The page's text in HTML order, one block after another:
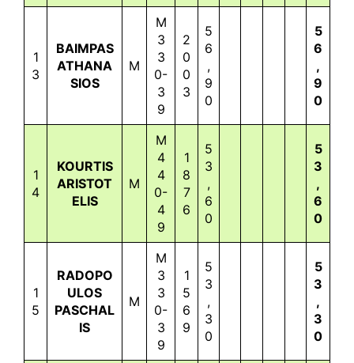
1
3
BAIMPAS
ATHANA
SIOS
M
M
3
3
0-
3
9
2
0
0
3
5
6
,
9
0
5
6
,
9
0
1
4
KOURTIS
ARISTOT
ELIS
M
M
4
4
0-
4
9
1
8
7
6
5
3
,
6
0
5
3
,
6
0
1
5
RADOPO
ULOS
PASCHAL
IS
M
M
3
3
0-
3
9
1
5
6
9
5
3
,
3
0
5
3
,
3
0